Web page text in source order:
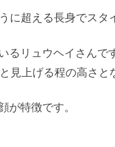
超える長身でスタ
リュウヘイさんで
見上げる程の高さと
が特徴です。